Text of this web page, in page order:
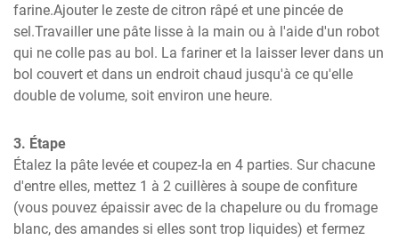
farine.Ajouter le zeste de citron râpé et une pincée de
sel.Travailler une pâte lisse à la main ou à l'aide d'un robot
qui ne colle pas au bol. La fariner et la laisser lever dans un
bol couvert et dans un endroit chaud jusqu'à ce qu'elle
double de volume, soit environ une heure.
3. Étape
Étalez la pâte levée et coupez-la en 4 parties. Sur chacune
d'entre elles, mettez 1 à 2 cuillères à soupe de confiture
(vous pouvez épaissir avec de la chapelure ou du fromage
blanc, des amandes si elles sont trop liquides) et fermez